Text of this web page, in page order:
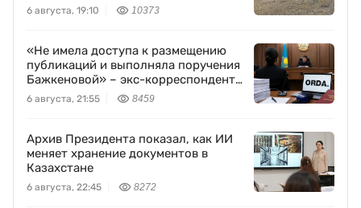
6 августа, 19:10 10373
«Не имела доступа к размещению
публикаций и выполняла поручения
Бажкеновой» – экс-корреспондент
Orda.kz Дуйсенова
6 августа, 21:55 8459
Архив Президента показал, как ИИ
меняет хранение документов в
Казахстане
6 августа, 22:45 8272